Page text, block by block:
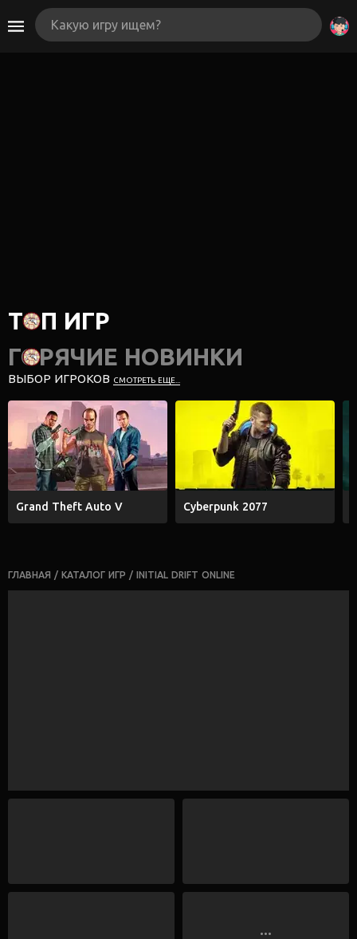
ТОП ИГР
ГОРЯЧИЕ НОВИНКИ
ВЫБОР ИГРОКОВ СМОТРЕТЬ ЕЩЕ...
Grand Theft Auto V Cyberpunk 2077
ГЛАВНАЯ / КАТАЛОГ ИГР / INITIAL DRIFT ONLINE
...